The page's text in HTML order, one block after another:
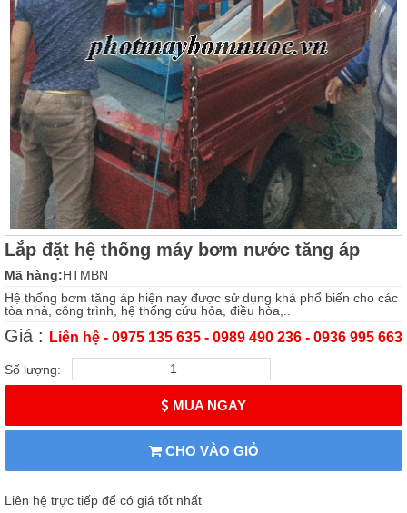
Lắp đặt hệ thống máy bơm nước tăng áp
Mã hàng:HTMBN
Hệ thống bơm tăng áp hiện nay được sử dụng khá phổ biến cho các
tòa nhà, công trình, hệ thống cứu hỏa, điều hòa,..
Giá : Liên hệ - 0975 135 635 - 0989 490 236 - 0936 995 663
Số lượng:
MUA NGAY
CHO VÀO GIỎ
Liên hệ trực tiếp để có giá tốt nhất